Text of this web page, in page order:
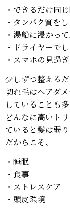
・できるだけ同
・タンパク質を
・湯船に浸かっ
・ドライヤーで
・スマホの見過
少しずつ整える
切れ毛はヘアダ
していることも多
どんなに高いト
ていると髪は弱り
だからこそ、
・睡眠
・食事
・ストレスケア
・頭皮環境